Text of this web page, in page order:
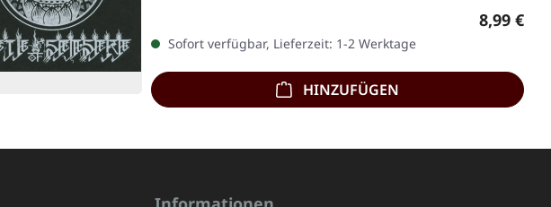
8,99 €
Sofort verfügbar, Lieferzeit: 1-2 Werktage
HINZUFÜGEN